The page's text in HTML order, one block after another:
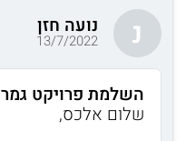
נ נועה חזן
13/7/2022
השלמת פרויקט גמר
שלום אלכס,